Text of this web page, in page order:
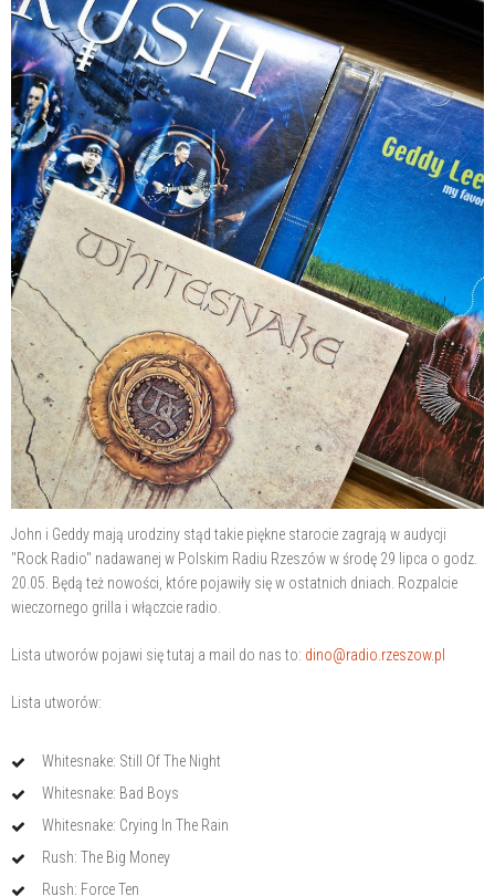
John i Geddy mają urodziny stąd takie piękne starocie zagrają w audycji
"Rock Radio" nadawanej w Polskim Radiu Rzeszów w środę 29 lipca o godz.
20.05. Będą też nowości, które pojawiły się w ostatnich dniach. Rozpalcie
wieczornego grilla i włączcie radio.
Lista utworów pojawi się tutaj a mail do nas to: dino@radio.rzeszow.pl
Lista utworów:
Whitesnake: Still Of The Night
Whitesnake: Bad Boys
Whitesnake: Crying In The Rain
Rush: The Big Money
Rush: Force Ten